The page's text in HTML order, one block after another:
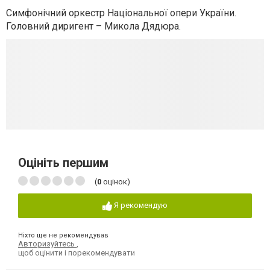
Симфонічний оркестр Національної опери України.
Головний диригент – Микола Дядюра.
Оцініть першим
(0 оцінок)
Я рекомендую
Ніхто ще не рекомендував
Авторизуйтесь
щоб оцінити і порекомендувати